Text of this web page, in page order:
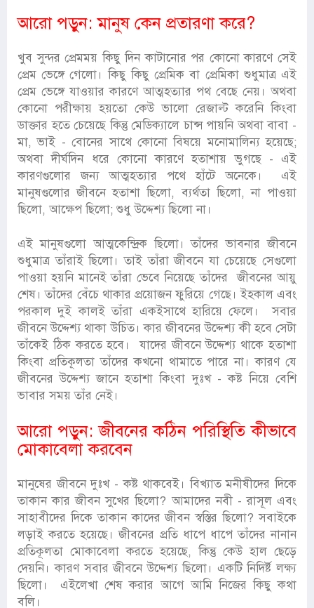
আরো পড়ুন:মানুষ কেন প্রতারণা করে?
খুব সুন্দর প্রেমময় কিছু দিন কাটানোর পর কোনো কারণে সেই
প্রেম ভেঙ্গে গেলো। কিছু কিছু প্রেমিক বা প্রেমিকা শুধুমাত্র এই
প্রেম ভেঙ্গে যাওয়ার কারণে আত্মহত্যার পথ বেছে নেয়। অথবা
কোনো পরীক্ষায় হয়তো কেউ ভালো রেজাল্ট করেনি কিংবা
ডাক্তার হতে চেয়েছে কিন্তু মেডিক্যালে চান্স পায়নি অথবা বাবা -
মা, ভাই - বোনের সাথে কোনো বিষয়ে মনোমালিন্য হয়েছে;
অথবা দীর্ঘদিন ধরে কোনো কারণে হতাশায় ভুগছে - এই
কারণগুলোর জন্য আত্মহত্যার পথে হাঁটে অনেকে। এই
মানুষগুলোর জীবনে হতাশা ছিলো, ব্যর্থতা ছিলো, না পাওয়া
ছিলো, আক্ষেপ ছিলো; শুধু উদ্দেশ্য ছিলো না।
এই মানুষগুলো আত্মকেন্দ্রিক ছিলো। তাঁদের ভাবনার জীবনে
শুধুমাত্র তাঁরাই ছিলো। তাই তাঁরা জীবনে যা চেয়েছে সেগুলো
পাওয়া হয়নি মানেই তাঁরা ভেবে নিয়েছে তাঁদের জীবনের আয়ু
শেষ। তাঁদের বেঁচে থাকার প্রয়োজন ফুরিয়ে গেছে। ইহকাল এবং
পরকাল দুই কালই তাঁরা একইসাথে হারিয়ে ফেলে। সবার
জীবনে উদ্দেশ্য থাকা উচিত। কার জীবনের উদ্দেশ্য কী হবে সেটা
তাঁকেই ঠিক করতে হবে। যাদের জীবনে উদ্দেশ্য থাকে হতাশা
কিংবা প্রতিকূলতা তাঁদের কখনো থামাতে পারে না। কারণ যে
জীবনের উদ্দেশ্য জানে হতাশা কিংবা দুঃখ - কষ্ট নিয়ে বেশি
ভাবার সময় তাঁর নেই।
আরো পড়ুন:জীবনের কঠিন পরিস্থিতি কীভাবে
মোকাবেলা করবেন
মানুষের জীবনে দুঃখ - কষ্ট থাকবেই। বিখ্যাত মনীষীদের দিকে
তাকান কার জীবন সুখের ছিলো? আমাদের নবী - রাসূল এবং
সাহাবীদের দিকে তাকান কাদের জীবন স্বস্তির ছিলো? সবাইকে
লড়াই করতে হয়েছে। জীবনের প্রতি ধাপে ধাপে তাঁদের নানান
প্রতিকূলতা মোকাবেলা করতে হয়েছে, কিন্তু কেউ হাল ছেড়ে
দেয়নি। কারণ সবার জীবনে উদ্দেশ্য ছিলো। একটি নিদির্ষ্ট লক্ষ্য
ছিলো। এইলেখা শেষ করার আগে আমি নিজের কিছু কথা
বলি।